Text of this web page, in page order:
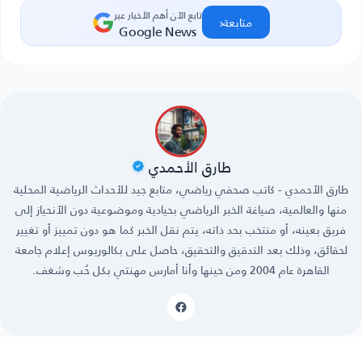
تابع الآن أهم الأخبار عبر
Google News متابعة‹
طارق الأحمدي
طارق الأحمدي - كاتب صحفي رياضي، متابع جيد للأحداث الرياضية المحلية
منها والعالمية، صياغة الخبر الرياضي بحيادية وموضوعية دون الأنحياز إلى
فريق بعينه، أو منتخب بحد ذاته، يتم نقل الخبر كما هو دون تمييز أو تغيير
لحقائق، وذلك بعد التدقيق والتحقيق، حاصل على بكالوريوس إعلام جامعة
القاهرة عام 2004 ومن حينها وأنا أمارس مهنتي بكل حُب وشغف.